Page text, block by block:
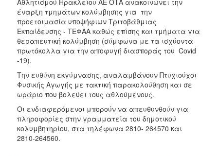
έναρξη τμημάτων κολύμβησης για την
προετοιμασία υποψήφιων Τριτοβάθμιας
Εκπαίδευσης - ΤΕΦΑΑ καθώς επίσης και τμήματα για
θεραπευτική κολύμβηση (σύμφωνα με τα ισχύοντα
πρωτόκολλα για την αποφυγή διασποράς του Covid
-19).
Την ευθύνη εκγύμνασης, αναλαμβάνουν Πτυχιούχοι
Φυσικής Αγωγής με τακτική παρακολούθηση και σε
ωράριο που βολεύει τους αθλούμενους.
Οι ενδιαφερόμενοι μπορούν να απευθυνθούν για
πληροφορίες στην γραμματεία του δημοτικού
κολυμβητηρίου, στα τηλέφωνα 2810- 264570 και
2810-264560.